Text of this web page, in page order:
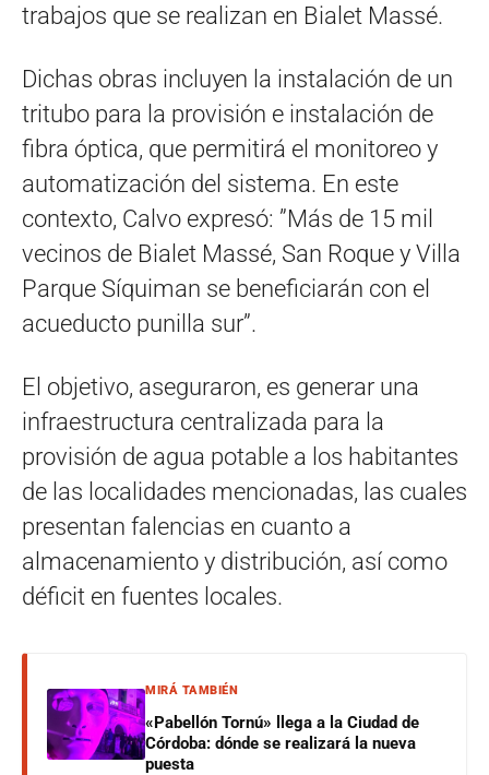
trabajos que se realizan en Bialet Massé.
Dichas obras incluyen la instalación de un
tritubo para la provisión e instalación de
fibra óptica, que permitirá el monitoreo y
automatización del sistema. En este
contexto, Calvo expresó: ”Más de 15 mil
vecinos de Bialet Massé, San Roque y Villa
Parque Síquiman se beneficiarán con el
acueducto punilla sur”.
El objetivo, aseguraron, es generar una
infraestructura centralizada para la
provisión de agua potable a los habitantes
de las localidades mencionadas, las cuales
presentan falencias en cuanto a
almacenamiento y distribución, así como
déficit en fuentes locales.
MIRÁ TAMBIÉN
«Pabellón Tornú» llega a la Ciudad de
Córdoba: dónde se realizará la nueva
puesta